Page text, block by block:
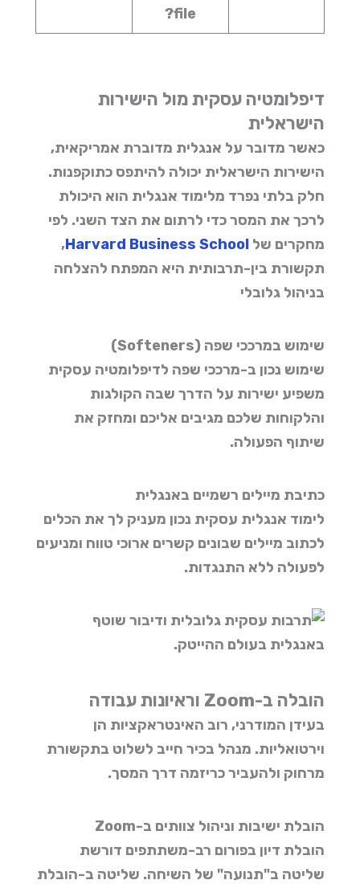
file?
דיפלומטיה עסקית מול הישירות
הישראלית
כאשר מדובר על אנגלית מדוברת אמריקאית,
הישירות הישראלית יכולה להיתפס כתוקפנות.
חלק בלתי נפרד מלימוד אנגלית הוא היכולת
לרכך את המסר כדי לרתום את הצד השני. לפי
מחקרים של Harvard Business School
,
תקשורת בין-תרבותית היא המפתח להצלחה
בניהול גלובלי
שימוש במרככי שפה (Softeners)
שימוש נכון ב-מרככי שפה לדיפלומטיה עסקית
משפיע ישירות על הדרך שבה הקולגות
והלקוחות שלכם מגיבים אליכם ומחזק את
שיתוף הפעולה.
כתיבת מיילים רשמיים באנגלית
לימוד אנגלית עסקית נכון מעניק לך את הכלים
לכתוב מיילים שבונים קשרים ארוכי טווח ומניעים
לפעולה ללא התנגדות.
הובלה ב-Zoom וראיונות עבודה
בעידן המודרני, רוב האינטראקציות הן
וירטואליות. מנהל בכיר חייב לשלוט בתקשורת
מרחוק ולהעביר כריזמה דרך המסך.
הובלת ישיבות וניהול צוותים ב-Zoom
הובלת דיון בפורום רב-משתתפים דורשת
שליטה ב"תנועה" של השיחה. שליטה ב-הובלת